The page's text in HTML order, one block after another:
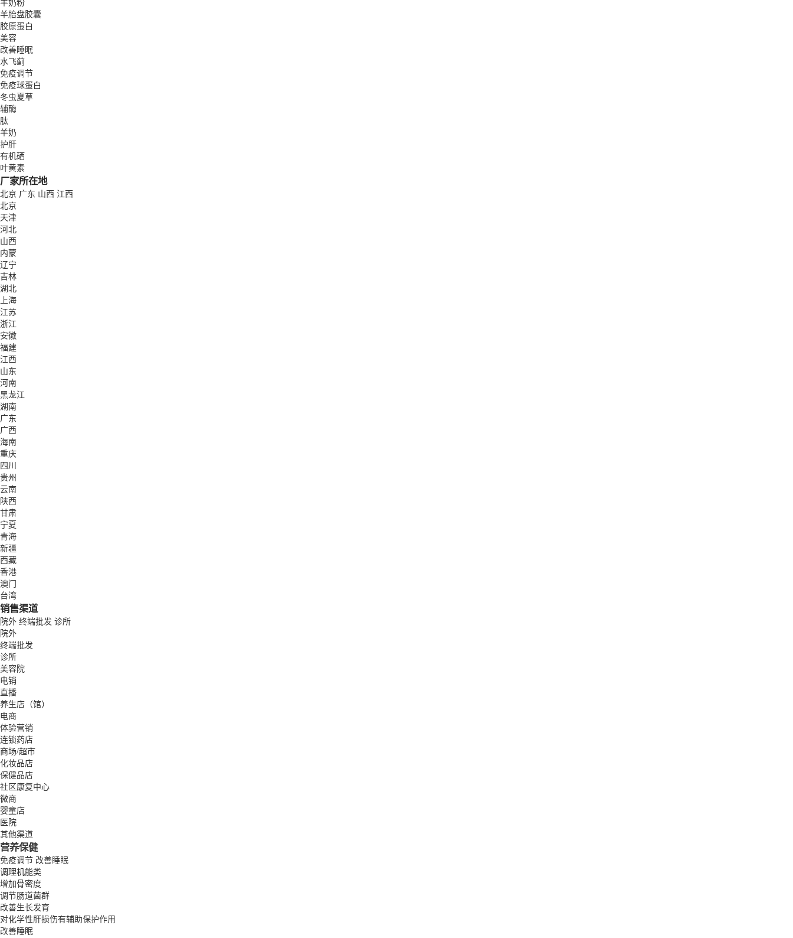
羊胎盘胶囊
胶原蛋白
美容
改善睡眠
水飞蓟
免疫调节
免疫球蛋白
冬虫夏草
辅酶
肽
羊奶
护肝
有机硒
叶黄素
厂家所在地
北京 广东 山西 江西
北京
天津
河北
山西
内蒙
辽宁
吉林
湖北
上海
江苏
浙江
安徽
福建
江西
山东
河南
黑龙江
湖南
广东
广西
海南
重庆
四川
贵州
云南
陕西
甘肃
宁夏
青海
新疆
西藏
香港
澳门
台湾
销售渠道
院外 终端批发 诊所
院外
终端批发
诊所
美容院
电销
直播
养生店（馆）
电商
体验营销
连锁药店
商场/超市
化妆品店
保健品店
社区康复中心
微商
婴童店
医院
其他渠道
营养保健
免疫调节 改善睡眠
调理机能类
增加骨密度
调节肠道菌群
改善生长发育
对化学性肝损伤有辅助保护作用
改善睡眠